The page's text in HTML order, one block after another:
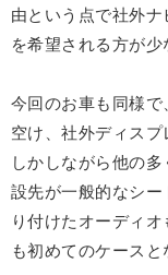
由という点で社外
を希望される方が少
今回のお車も同様
空け、社外ディスプ
しかしながら他の
設先が一般的なシ
り付けたオーディ
も初めてのケースと